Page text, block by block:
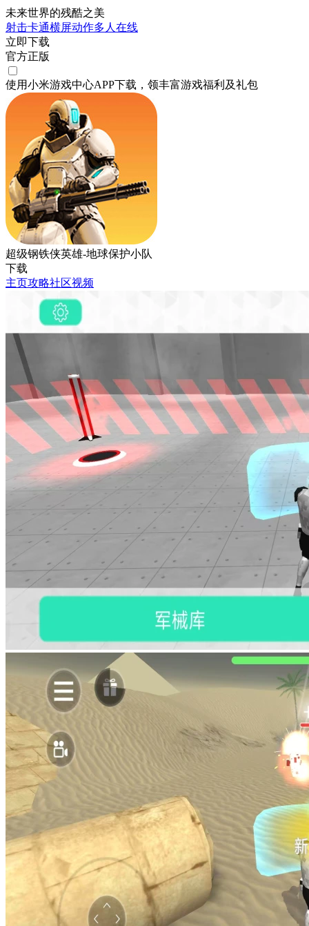
未来世界的残酷之美
射击卡通横屏动作多人在线
立即下载
官方正版
使用小米游戏中心APP下载 ，领丰富游戏福利 及礼包
超级钢铁侠英雄-地球保护小队
下载
主页攻略社区视频